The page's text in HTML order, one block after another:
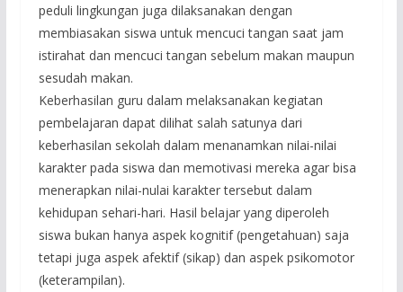
peduli lingkungan juga dilaksanakan dengan
membiasakan siswa untuk mencuci tangan saat jam
istirahat dan mencuci tangan sebelum makan maupun
sesudah makan.
Keberhasilan guru dalam melaksanakan kegiatan
pembelajaran dapat dilihat salah satunya dari
keberhasilan sekolah dalam menanamkan nilai-nilai
karakter pada siswa dan memotivasi mereka agar bisa
menerapkan nilai-nulai karakter tersebut dalam
kehidupan sehari-hari. Hasil belajar yang diperoleh
siswa bukan hanya aspek kognitif (pengetahuan) saja
tetapi juga aspek afektif (sikap) dan aspek psikomotor
(keterampilan).